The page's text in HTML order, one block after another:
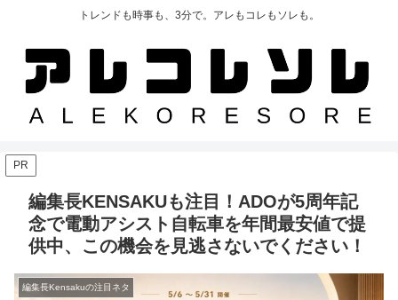
トレンドも時事も、3分で。アレもコレもソレも。
PR
編集長KENSAKUも注目！ADOが5周年記
念で電動アシスト自転車を年間最安値で提
供中、この機会を見逃さないでください！
編集長Kensakuの注目ネタ